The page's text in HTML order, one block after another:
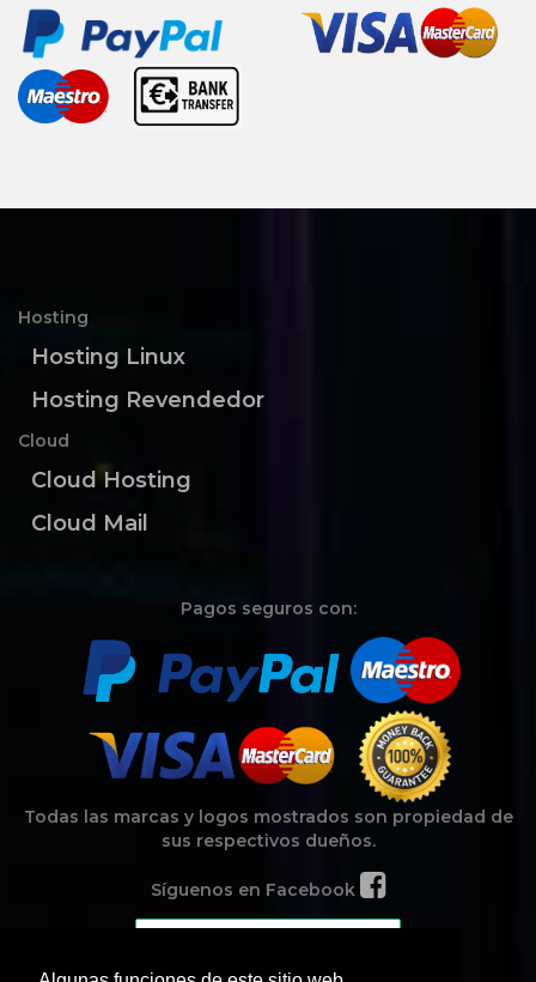
Hosting
Hosting Linux
Hosting Revendedor
Cloud
Cloud Hosting
Cloud Mail
Pagos seguros con:
Todas las marcas y logos mostrados son propiedad de
sus respectivos dueños.
Síguenos en Facebook